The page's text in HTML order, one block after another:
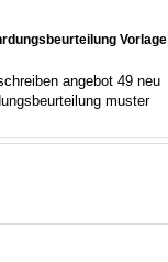
Vorlage
angebot 49 neu
muster